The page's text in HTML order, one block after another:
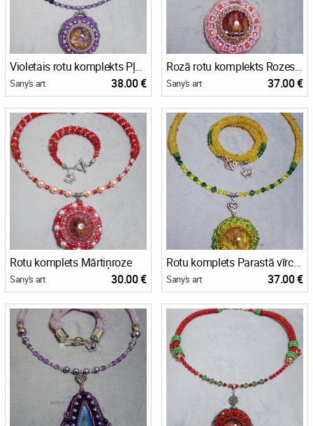
Violetais rotu komplekts Pļavas ziedi
Sany's art 38.00 €
Rozā rotu komplekts Rozes pumpurs
Sany's art 37.00 €
Rotu komplets Mārtiņroze
Sany's art 30.00 €
Rotu komplets Parastā vīrcele
Sany's art 37.00 €